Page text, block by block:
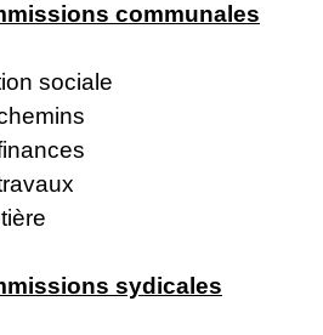
communales
sociale
sydicales